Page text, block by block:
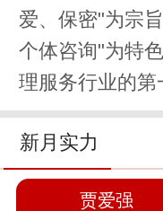
爱、保密"为宗
个体咨询"为特
理服务行业的第
新月实力
贾爱强